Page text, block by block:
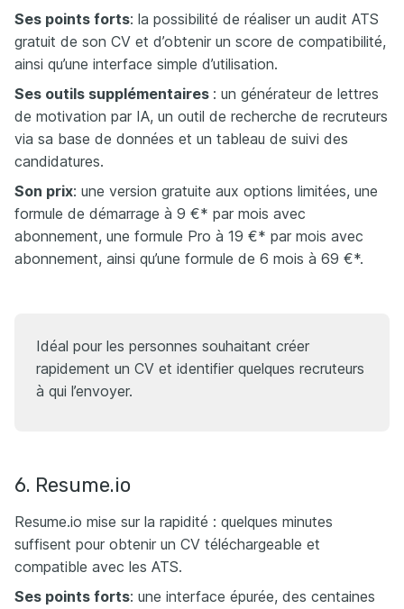
Ses points forts: la possibilité de réaliser un audit ATS
gratuit de son CV et d’obtenir un score de compatibilité,
ainsi qu’une interface simple d’utilisation.
Ses outils supplémentaires : un générateur de lettres
de motivation par IA, un outil de recherche de recruteurs
via sa base de données et un tableau de suivi des
candidatures.
Son prix: une version gratuite aux options limitées, une
formule de démarrage à 9 €* par mois avec
abonnement, une formule Pro à 19 €* par mois avec
abonnement, ainsi qu’une formule de 6 mois à 69 €*.
Idéal pour les personnes souhaitant créer
rapidement un CV et identifier quelques recruteurs
à qui l’envoyer.
6. Resume.io
Resume.io mise sur la rapidité : quelques minutes
suffisent pour obtenir un CV téléchargeable et
compatible avec les ATS.​
Ses points forts: une interface épurée, des centaines